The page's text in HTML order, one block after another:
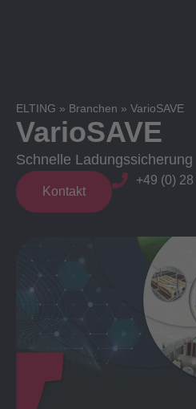
ELTING » Branchen » VarioSAVE
VarioSAVE
Schnelle Ladungssicherung
Kontakt
+49 (0)